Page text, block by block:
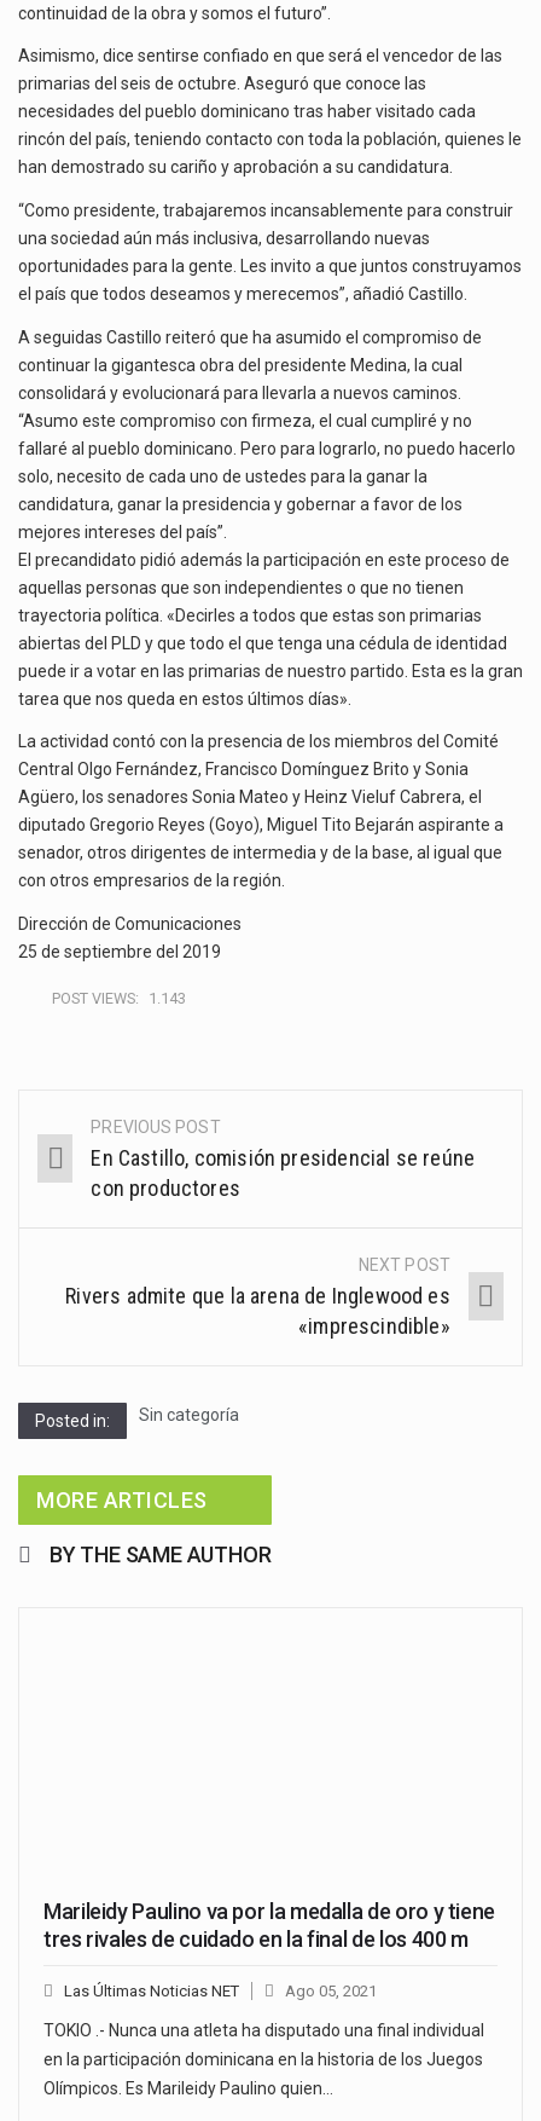
continuidad de la obra y somos el futuro”.
Asimismo, dice sentirse confiado en que será el vencedor de las
primarias del seis de octubre. Aseguró que conoce las
necesidades del pueblo dominicano tras haber visitado cada
rincón del país, teniendo contacto con toda la población, quienes le
han demostrado su cariño y aprobación a su candidatura.
“Como presidente, trabajaremos incansablemente para construir
una sociedad aún más inclusiva, desarrollando nuevas
oportunidades para la gente. Les invito a que juntos construyamos
el país que todos deseamos y merecemos”, añadió Castillo.
A seguidas Castillo reiteró que ha asumido el compromiso de
continuar la gigantesca obra del presidente Medina, la cual
consolidará y evolucionará para llevarla a nuevos caminos.
“Asumo este compromiso con firmeza, el cual cumpliré y no
fallaré al pueblo dominicano. Pero para lograrlo, no puedo hacerlo
solo, necesito de cada uno de ustedes para la ganar la
candidatura, ganar la presidencia y gobernar a favor de los
mejores intereses del país”.
El precandidato pidió además la participación en este proceso de
aquellas personas que son independientes o que no tienen
trayectoria política. «Decirles a todos que estas son primarias
abiertas del PLD y que todo el que tenga una cédula de identidad
puede ir a votar en las primarias de nuestro partido. Esta es la gran
tarea que nos queda en estos últimos días».
La actividad contó con la presencia de los miembros del Comité
Central Olgo Fernández, Francisco Domínguez Brito y Sonia
Agüero, los senadores Sonia Mateo y Heinz Vieluf Cabrera, el
diputado Gregorio Reyes (Goyo), Miguel Tito Bejarán aspirante a
senador, otros dirigentes de intermedia y de la base, al igual que
con otros empresarios de la región.
Dirección de Comunicaciones
25 de septiembre del 2019
POST VIEWS: 1.143
Post
navigation
PREVIOUS POST
En Castillo, comisión presidencial se reúne
con productores
NEXT POST
Rivers admite que la arena de Inglewood es
«imprescindible»
Posted in: Sin categoría
MORE ARTICLES
BY THE SAME AUTHOR
Marileidy Paulino va por la medalla de oro y tiene
tres rivales de cuidado en la final de los 400 m
Las Últimas Noticias NET Ago 05, 2021
TOKIO .- Nunca una atleta ha disputado una final individual
en la participación dominicana en la historia de los Juegos
Olímpicos. Es Marileidy Paulino quien…